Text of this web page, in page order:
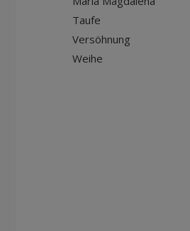
Taufe
Versöhnung
Weihe